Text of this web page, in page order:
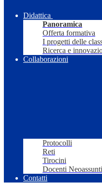
Didattica
Panoramica
Offerta formativa
I progetti delle
Ricerca e
Collaborazioni
Protocolli
Reti
Tirocini
Docenti Neoassunti
Contatti